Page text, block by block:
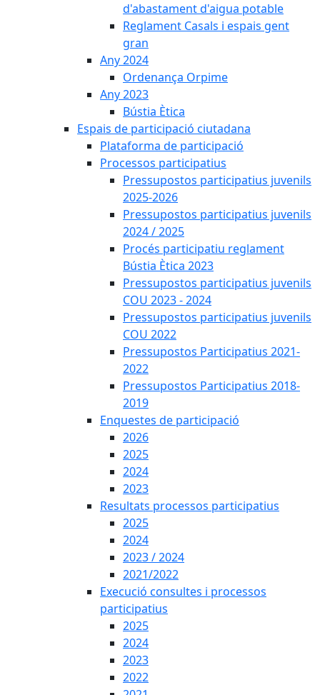
d'abastament d'aigua potable
Reglament Casals i espais gent
gran
Any 2024
Ordenança Orpime
Any 2023
Bústia Ètica
Espais de participació ciutadana
Plataforma de participació
Processos participatius
Pressupostos participatius juvenils
2025-2026
Pressupostos participatius juvenils
2024 / 2025
Procés participatiu reglament
Bústia Ètica 2023
Pressupostos participatius juvenils
COU 2023 - 2024
Pressupostos participatius juvenils
COU 2022
Pressupostos Participatius 2021-
2022
Pressupostos Participatius 2018-
2019
Enquestes de participació
2026
2025
2024
2023
Resultats processos participatius
2025
2024
2023 / 2024
2021/2022
Execució consultes i processos
participatius
2025
2024
2023
2022